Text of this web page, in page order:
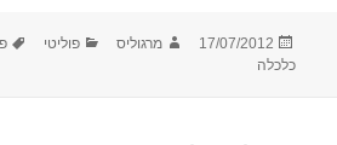
פורסם
בתאריך
17/07/2012 מחבר
מרגוליס קטגוריות
פוליטי
כלכלה